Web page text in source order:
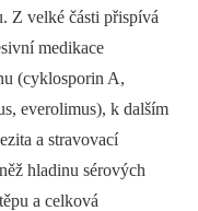
Z velké části přispívá
medikace
(cyklosporin A,
everolimus), k dalším
a stravovací
hladinu sérových
a celková